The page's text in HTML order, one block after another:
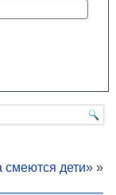
смеются дети»»